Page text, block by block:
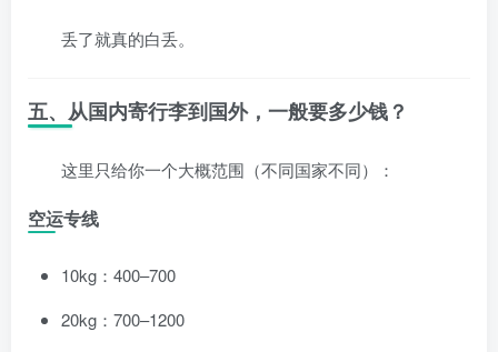
丢了就真的白丢。
五、从国内寄行李到国外，一般要多少钱？
这里只给你一个大概范围（不同国家不同）：
空运专线
10kg：400–700
20kg：700–1200